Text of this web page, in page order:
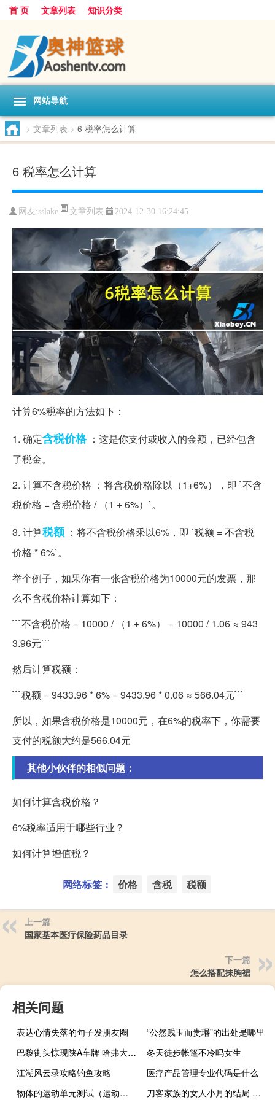
首 页 文章列表 知识分类
网站导航
> 文章列表 > 6 税率怎么计算
6 税率怎么计算
网友:sslake 文章列表 2024-12-30 16:24:45
计算6%税率的方法如下：
1. 确定含税价格：这是你支付或收入的金额，已经包含
了税金。
2. 计算不含税价格 ：将含税价格除以（1+6%），即 `不含
税价格 = 含税价格 / （1 + 6%）`。
3. 计算税额 ：将不含税价格乘以6%，即 `税额 = 不含税
价格 * 6%`。
举个例子，如果你有一张含税价格为10000元的发票，那
么不含税价格计算如下：
```不含税价格 = 10000 / （1 + 6%） = 10000 / 1.06 ≈ 943
3.96元```
然后计算税额：
```税额 = 9433.96 * 6% = 9433.96 * 0.06 ≈ 566.04元```
所以，如果含税价格是10000元，在6%的税率下，你需要
支付的税额大约是566.04元
其他小伙伴的相似问题：
如何计算含税价格？
6%税率适用于哪些行业？
如何计算增值税？
网络标签： 价格 含税 税额
上一篇
国家基本医疗保险药品目录
下一篇
怎么搭配抹胸裙
相关问题
表达心情失落的句子发朋友圈
“公然贱玉而贵瑉”的出处是哪里
巴黎街头惊现陕A车牌 哈弗大狗车主露面：自驾欧洲
冬天徒步帐篷不冷吗女生
江湖风云录攻略钓鱼攻略
医疗产品管理专业代码是什么
物体的运动单元测试（运动的描述单元测试）
刀客家族的女人小月的结局 刀客家族的女人大结局